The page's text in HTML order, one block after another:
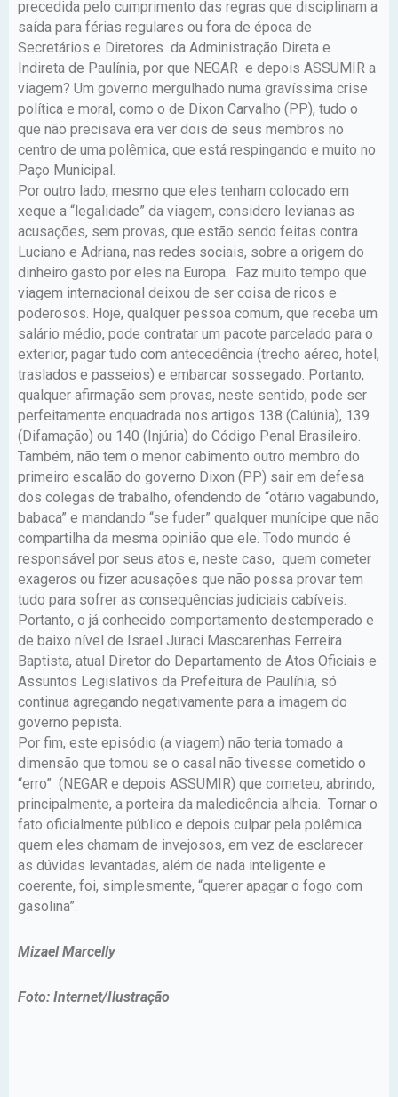
precedida pelo cumprimento das regras que disciplinam a
saída para férias regulares ou fora de época de
Secretários e Diretores da Administração Direta e
Indireta de Paulínia, por que NEGAR e depois ASSUMIR a
viagem? Um governo mergulhado numa gravíssima crise
política e moral, como o de Dixon Carvalho (PP), tudo o
que não precisava era ver dois de seus membros no
centro de uma polêmica, que está respingando e muito no
Paço Municipal.
Por outro lado, mesmo que eles tenham colocado em
xeque a “legalidade” da viagem, considero levianas as
acusações, sem provas, que estão sendo feitas contra
Luciano e Adriana, nas redes sociais, sobre a origem do
dinheiro gasto por eles na Europa. Faz muito tempo que
viagem internacional deixou de ser coisa de ricos e
poderosos. Hoje, qualquer pessoa comum, que receba um
salário médio, pode contratar um pacote parcelado para o
exterior, pagar tudo com antecedência (trecho aéreo, hotel,
traslados e passeios) e embarcar sossegado. Portanto,
qualquer afirmação sem provas, neste sentido, pode ser
perfeitamente enquadrada nos artigos 138 (Calúnia), 139
(Difamação) ou 140 (Injúria) do Código Penal Brasileiro.
Também, não tem o menor cabimento outro membro do
primeiro escalão do governo Dixon (PP) sair em defesa
dos colegas de trabalho, ofendendo de “otário vagabundo,
babaca” e mandando “se fuder” qualquer munícipe que não
compartilha da mesma opinião que ele. Todo mundo é
responsável por seus atos e, neste caso, quem cometer
exageros ou fizer acusações que não possa provar tem
tudo para sofrer as consequências judiciais cabíveis.
Portanto, o já conhecido comportamento destemperado e
de baixo nível de Israel Juraci Mascarenhas Ferreira
Baptista, atual Diretor do Departamento de Atos Oficiais e
Assuntos Legislativos da Prefeitura de Paulínia, só
continua agregando negativamente para a imagem do
governo pepista.
Por fim, este episódio (a viagem) não teria tomado a
dimensão que tomou se o casal não tivesse cometido o
“erro” (NEGAR e depois ASSUMIR) que cometeu, abrindo,
principalmente, a porteira da maledicência alheia. Tornar o
fato oficialmente público e depois culpar pela polêmica
quem eles chamam de invejosos, em vez de esclarecer
as dúvidas levantadas, além de nada inteligente e
coerente, foi, simplesmente, “querer apagar o fogo com
gasolina”.
Mizael Marcelly
Foto: Internet/Ilustração